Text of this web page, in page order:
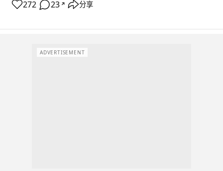
272 23 ↗ 分享
ADVERTISEMENT